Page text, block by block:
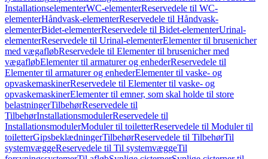
InstallationselementerWC-elementerReservedele til WC-
elementerHåndvask-elementerReservedele til Håndvask-
elementerBidet-elementerReservedele til Bidet-elementerUrinal-
elementerReservedele til Urinal-elementerElementer til brusenicher
med vægafløbReservedele til Elementer til brusenicher med
vægafløbElementer til armaturer og enhederReservedele til
Elementer til armaturer og enhederElementer til vaske- og
opvaskemaskinerReservedele til Elementer til vaske- og
opvaskemaskinerElementer til emner, som skal holde til store
belastningerTilbehørReservedele til
TilbehørInstallationsmodulerReservedele til
InstallationsmodulerModuler til toiletterReservedele til Moduler til
toiletterGipsbeklædningerTilbehørReservedele til TilbehørTil
systemvæggeReservedele til Til systemvæggeTil